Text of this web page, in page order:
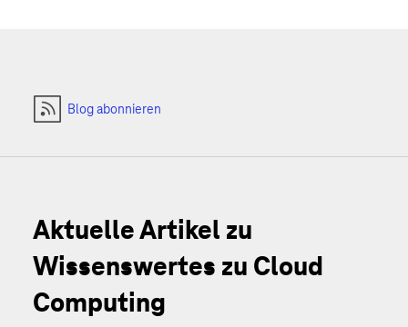
Blog abonnieren
Aktuelle Artikel zu
Wissenswertes zu Cloud
Computing